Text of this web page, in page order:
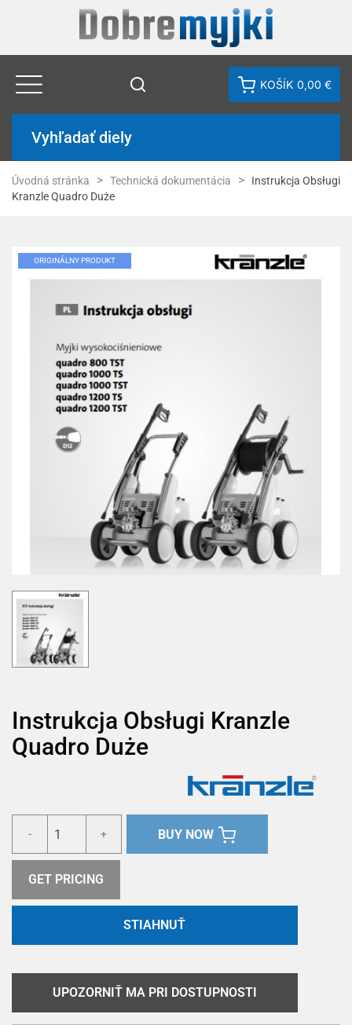
KOŠÍK 0,00 €
Vyhľadať diely
Úvodná stránka Technická dokumentácia
Instrukcja Obsługi
Kranzle Quadro Duże
ORIGINÁLNY PRODUKT
Instrukcja Obsługi Kranzle
Quadro Duże
- + BUY NOW
GET PRICING
STIAHNUŤ
UPOZORNIŤ MA PRI DOSTUPNOSTI